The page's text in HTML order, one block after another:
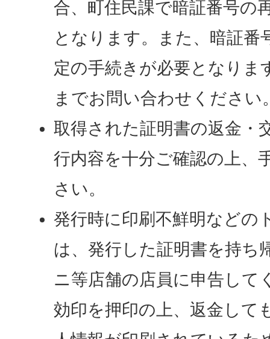
合、町住民課で暗証番号の
となります。また、暗証番
定の手続きが必要となりま
までお問い合わせください
取得された証明書の返金・
行内容を十分ご確認の上、
さい。
発行時に印刷不鮮明などの
は、発行した証明書を持ち
ニ等店舗の店員に申告して
効印を押印の上、返金して